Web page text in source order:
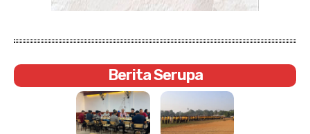
Berita Serupa